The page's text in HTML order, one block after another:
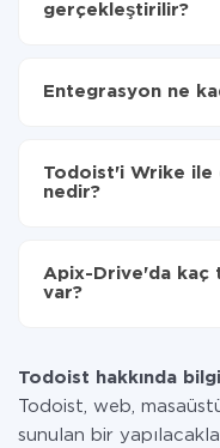
gerçekleştirilir?
seçin
aktarılacaktır.
Entegrasyon ne
olarak, 10-15 dakika
Todoist'i Wrike ile
nedir?
Hizmetimiz
diğerine aktarılan veri
Apix-Drive'da kaç
var?
Todoist hakkında bilgi
Todoist, web,
sunulan bir